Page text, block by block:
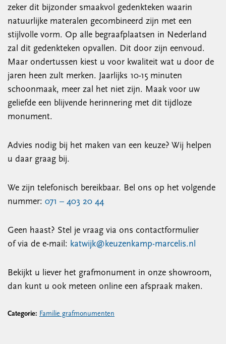
zeker dit bijzonder smaakvol gedenkteken waarin
natuurlijke materalen gecombineerd zijn met een
stijlvolle vorm. Op alle begraafplaatsen in Nederland
zal dit gedenkteken opvallen. Dit door zijn eenvoud.
Maar ondertussen kiest u voor kwaliteit wat u door de
jaren heen zult merken. Jaarlijks 10-15 minuten
schoonmaak, meer zal het niet zijn. Maak voor uw
geliefde een blijvende herinnering met dit tijdloze
monument.
Advies nodig bij het maken van een keuze? Wij helpen
u daar graag bij.
We zijn telefonisch bereikbaar. Bel ons op het volgende
nummer: 071 – 403 20 44
Geen haast? Stel je vraag via ons contactformulier
of via de e-mail: katwijk@keuzenkamp-marcelis.nl
Bekijkt u liever het grafmonument in onze showroom,
dan kunt u ook meteen online een afspraak maken.
Categorie: Familie grafmonumenten